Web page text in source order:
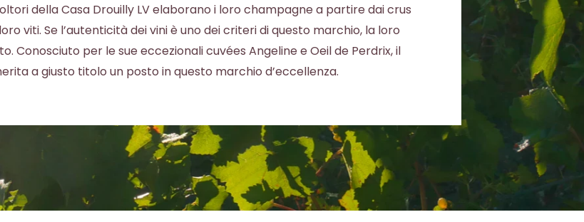
della Casa Drouilly LV elaborano i loro champagne a partire dai crus
viti. Se l’autenticità dei vini è uno dei criteri di questo marchio, la loro
Conosciuto per le sue eccezionali cuvées Angeline e Oeil de Perdrix, il
a giusto titolo un posto in questo marchio d’eccellenza.